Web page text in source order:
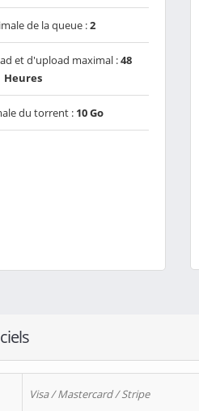
de la queue :2
et d'upload maximal :48
Heures
du torrent : 10 Go
Visa / Mastercard / Stripe